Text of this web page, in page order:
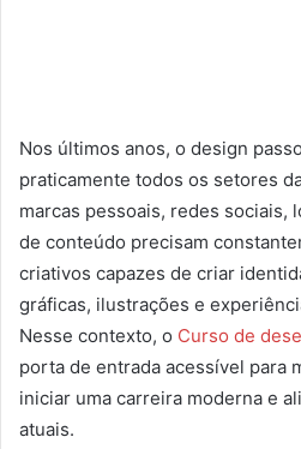
Nos últimos anos, o design
praticamente todos os setores
marcas pessoais, redes sociais,
de conteúdo precisam
criativos capazes de criar
gráficas, ilustrações e
Nesse contexto, o Curso de
porta de entrada acessível para
iniciar uma carreira moderna e
atuais.